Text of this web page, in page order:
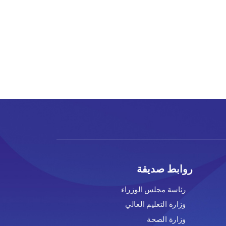
روابط صديقة
رئاسة مجلس الوزراء
وزارة التعليم العالي
وزارة الصحة